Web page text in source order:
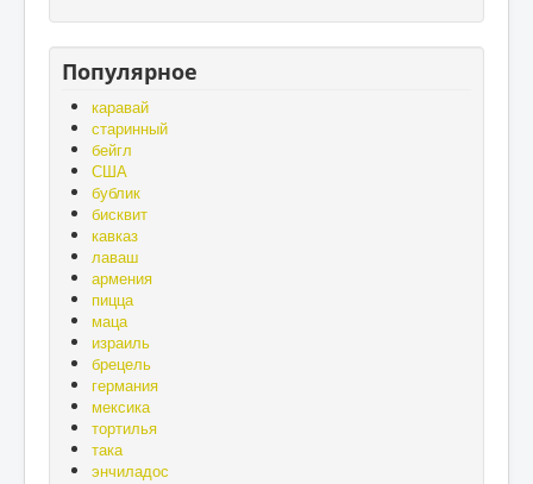
а
хлеб
«Без
золота
проживёшь,
без
хлеба
нет».
Популярное
каравай
старинный
бейгл
США
бублик
бисквит
кавказ
лаваш
армения
пицца
маца
израиль
брецель
германия
мексика
тортилья
така
энчиладос